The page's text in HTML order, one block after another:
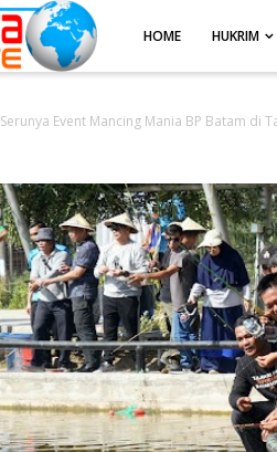
HOME HUKRIM
Serunya Event Mancing Mania BP Batam di